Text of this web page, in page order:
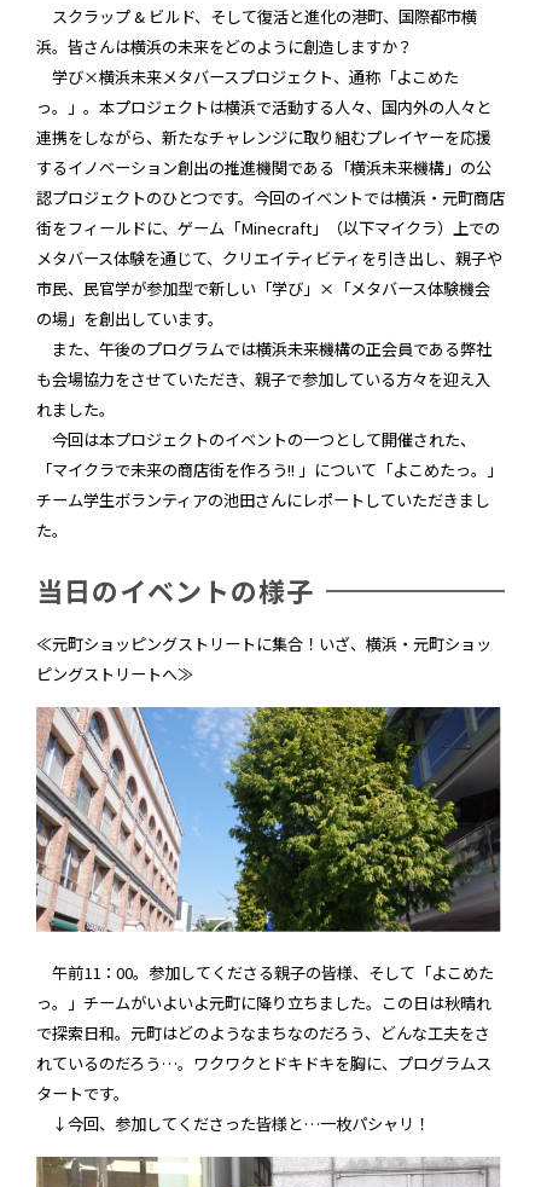
スクラップ & ビルド、そして復活と進化の港町、国際都市横
浜。皆さんは横浜の未来をどのように創造しますか？
学び×横浜未来メタバースプロジェクト、通称「よこめた
っ。」。本プロジェクトは横浜で活動する人々、国内外の人々と
連携をしながら、新たなチャレンジに取り組むプレイヤーを応援
するイノベーション創出の推進機関である「横浜未来機構」の公
認プロジェクトのひとつです。今回のイベントでは横浜・元町商店
街をフィールドに、ゲーム「Minecraft」（以下マイクラ）上での
メタバース体験を通じて、クリエイティビティを引き出し、親子や
市民、民官学が参加型で新しい「学び」×「メタバース体験機会
の場」を創出しています。
また、午後のプログラムでは横浜未来機構の正会員である弊社
も会場協力をさせていただき、親子で参加している方々を迎え入
れました。
今回は本プロジェクトのイベントの一つとして開催された、
「マイクラで未来の商店街を作ろう!! 」について「よこめたっ。」
チーム学生ボランティアの池田さんにレポートしていただきまし
た。
当日のイベントの様子
≪元町ショッピングストリートに集合！いざ、横浜・元町ショッ
ピングストリートへ≫
午前11：00。参加してくださる親子の皆様、そして「よこめた
っ。」チームがいよいよ元町に降り立ちました。この日は秋晴れ
で探索日和。元町はどのようなまちなのだろう、どんな工夫をさ
れているのだろう…。ワクワクとドキドキを胸に、プログラムス
タートです。
↓今回、参加してくださった皆様と…一枚パシャリ！